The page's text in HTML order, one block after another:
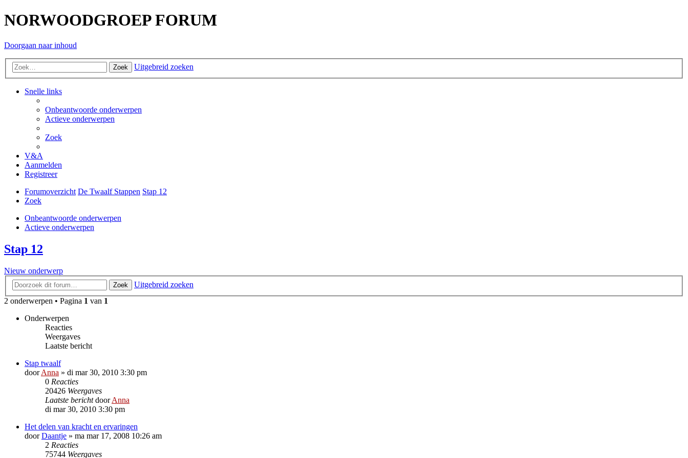
NORWOODGROEP FORUM
Doorgaan naar inhoud
Zoek Uitgebreid zoeken
Snelle links
Onbeantwoorde onderwerpen
Actieve onderwerpen
Zoek
V&A
Aanmelden
Registreer
Forumoverzicht De Twaalf Stappen Stap 12
Zoek
Onbeantwoorde onderwerpen
Actieve onderwerpen
Stap 12
Nieuw onderwerp
Zoek
Uitgebreid zoeken
2 onderwerpen • Pagina 1 van 1
Onderwerpen
Reacties
Weergaves
Laatste bericht
Stap twaalf
doorAnna » di mar 30, 2010 3:30 pm
0 Reacties
20426 Weergaves
Laatste berichtdoorAnna
di mar 30, 2010 3:30 pm
Het delen van kracht en ervaringen
doorDaantje » ma mar 17, 2008 10:26 am
2 Reacties
75744 Weergaves